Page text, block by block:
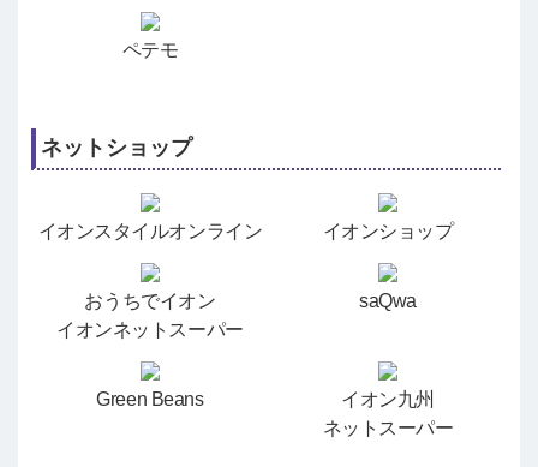
ペテモ
ネットショップ
イオンスタイルオンライン イオンショップ
おうちでイオン
イオンネットスーパー
saQwa
Green Beans
イオン九州
ネットスーパー